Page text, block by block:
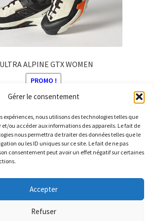
Gérer le consentement
expériences, nous utilisons des technologies telles que
et/ou accéder aux informations des appareils. Le fait de
nous permettra de traiter des données telles que le
ou les ID uniques sur ce site. Le fait de ne pas
consentement peut avoir un effet négatif sur certaines
Accepter
Refuser
la
page
du
ALPINE GTX WOMEN
PROMO !
200,00€Le
prix
initial
était :
200,00 €.
140,00€Le
prix
actuel
est :
140,00 €.
Ce
produit
a
plusieurs
options
2025 -Conditions générales de vente et